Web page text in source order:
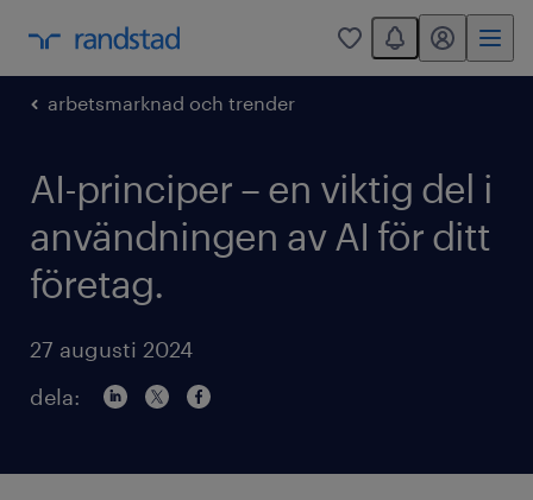
0
You have 0
mitt randstad
arbetsmarknad och trender
AI-principer – en viktig del i
användningen av AI för ditt
företag.
27 augusti 2024
dela: